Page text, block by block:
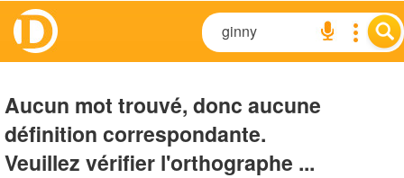
Aucun mot trouvé, donc aucune
définition correspondante.
Veuillez vérifier l'orthographe ...